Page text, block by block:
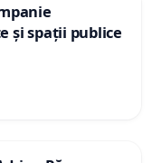
și spații publice